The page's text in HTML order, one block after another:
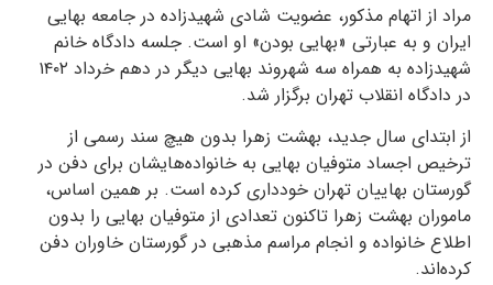
مراد از اتهام مذکور، عضویت شادی شهیدزاده در جامعه بهایی
ایران و به عبارتی «بهایی بودن» او است. جلسه دادگاه خانم
شهیدزاده به همراه سه شهروند بهایی دیگر در دهم خرداد ۱۴۰۲
در دادگاه انقلاب تهران برگزار شد.
از ابتدای سال جدید، بهشت زهرا بدون هیچ سند رسمی از
ترخیص اجساد متوفیان بهایی به خانواده‌هایشان برای دفن در
گورستان بهاییان تهران خودداری کرده است. بر همین اساس،
ماموران بهشت زهرا تاکنون تعدادی از متوفیان بهایی را بدون
اطلاع خانواده و انجام مراسم مذهبی در گورستان خاوران دفن
کرده‌اند.